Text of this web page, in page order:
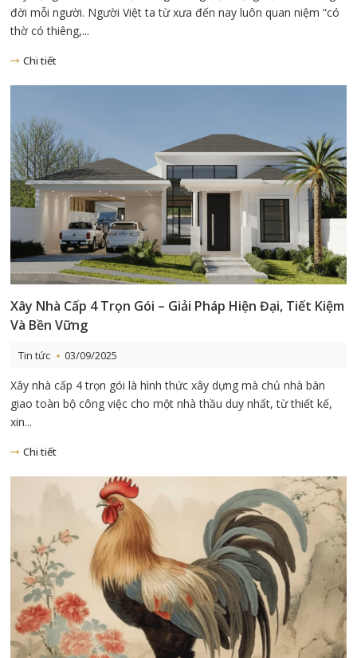
đời mỗi người. Người Việt ta từ xưa đến nay luôn quan niệm “có
thờ có thiêng,...
Chi tiết
Xây Nhà Cấp 4 Trọn Gói – Giải Pháp Hiện Đại, Tiết Kiệm
Và Bền Vững
Tin tức 03/09/2025
Xây nhà cấp 4 trọn gói là hình thức xây dựng mà chủ nhà bàn
giao toàn bộ công việc cho một nhà thầu duy nhất, từ thiết kế,
xin...
Chi tiết